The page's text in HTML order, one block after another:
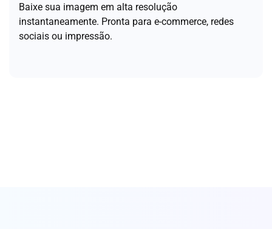
Baixe sua imagem em alta resolução
instantaneamente. Pronta para e-commerce, redes
sociais ou impressão.